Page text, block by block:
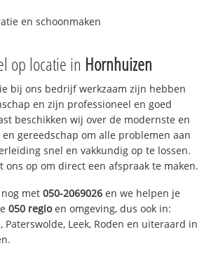
en schoonmaken
op locatie in Hornhuizen
bij ons bedrijf werkzaam zijn hebben
en zijn professioneel en goed
beschikken wij over de modernste en
gereedschap om alle problemen aan
snel en vakkundig op te lossen.
ons op om direct een afspraak te maken.
nog met050-2069026 en we helpen je
050 regioen omgeving, dus ook in:
Paterswolde, Leek, Roden en uiteraard in